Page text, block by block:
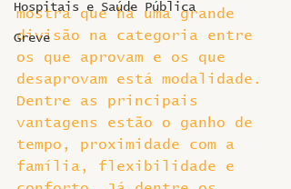
Hospitais e Saúde Pública
Greve
mostra que há uma grande
divisão na categoria entre
os que aprovam e os que
desaprovam está modalidade.
Dentre as principais
vantagens estão o ganho de
tempo, proximidade com a
família, flexibilidade e